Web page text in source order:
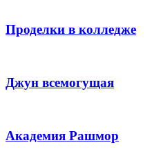
Проделки в колледже
Джун всемогущая
Академия Рашмор